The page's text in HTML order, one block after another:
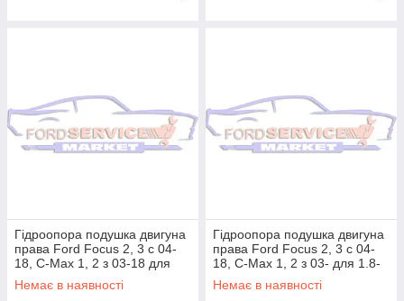
Гідроопора подушка двигуна
права Ford Focus 2, 3 c 04-
18, C-Max 1, 2 з 03-18 для
1.4-1.6 Duratec/Ti-VCT
Немає в наявності
Гідроопора подушка двигуна
права Ford Focus 2, 3 c 04-
18, C-Max 1, 2 з 03- для 1.8-
2.0 Duratec HE, 2.0 GDi
Немає в наявності